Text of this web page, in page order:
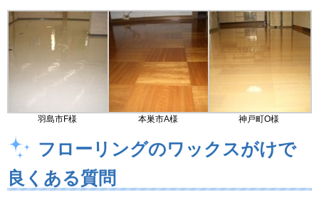
羽島市F様 本巣市A様 神戸町O様
フローリングのワックスがけで
良くある質問